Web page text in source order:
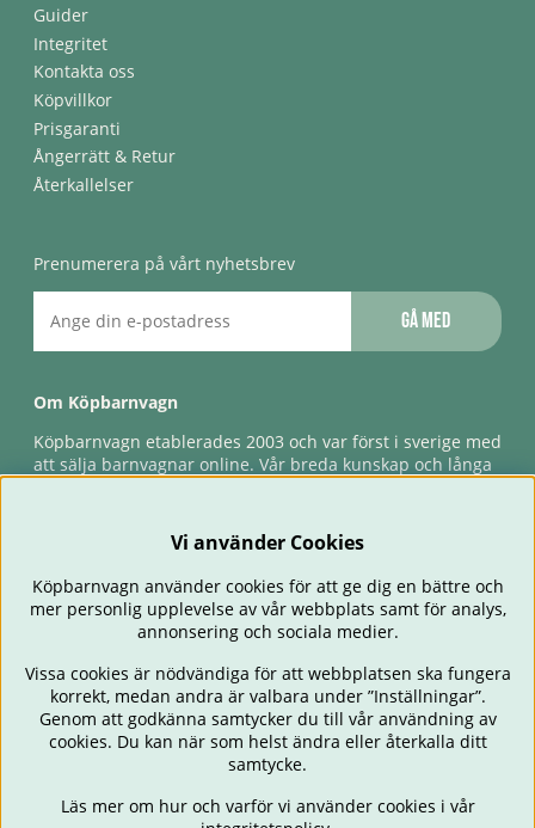
Guider
Integritet
Kontakta oss
Köpvillkor
Prisgaranti
Ångerrätt & Retur
Återkallelser
Prenumerera på vårt nyhetsbrev
Gå med
Om Köpbarnvagn
Köpbarnvagn etablerades 2003 och var först i sverige med
att sälja barnvagnar online. Vår breda kunskap och långa
förlossningsgaranti & förlängd ångerrätt.
BARNVAGNAR BILSTOLAR BABY ÄTA & MATA
RESA
OUTLET
PRESENTTIPS
Vi använder Cookies
Köpbarnvagn använder cookies för att ge dig en bättre och
mer personlig upplevelse av vår webbplats samt för analys,
annonsering och sociala medier.
Vissa cookies är nödvändiga för att webbplatsen ska fungera
korrekt, medan andra är valbara under ”Inställningar”.
Genom att godkänna samtycker du till vår användning av
cookies. Du kan när som helst ändra eller återkalla ditt
samtycke.
Läs mer om hur och varför vi använder cookies i vår